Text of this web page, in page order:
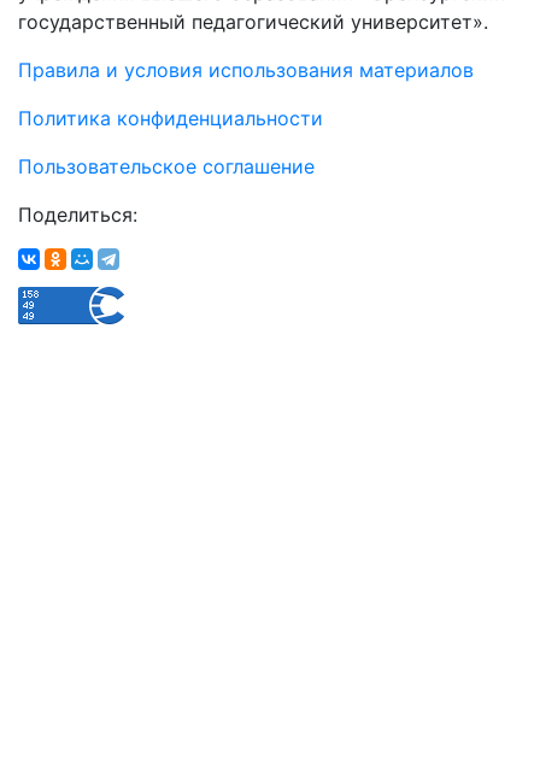
государственный педагогический университет».
Правила и условия использования материалов
Политика конфиденциальности
Пользовательское соглашение
Поделиться: